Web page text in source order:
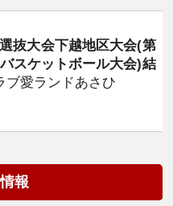
抜大会下越地区大会(第
スケットボール大会)結
ブ愛ランドあさひ
報